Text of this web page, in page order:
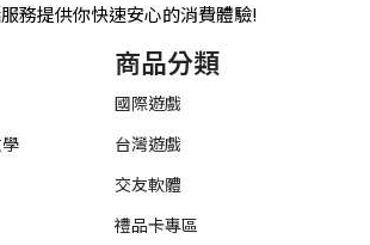
務提供你快速安心的消費體驗!
商品分類
國際遊戲
台灣遊戲
交友軟體
禮品卡專區